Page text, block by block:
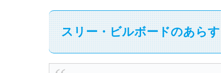
スリー・ビルボードのあら